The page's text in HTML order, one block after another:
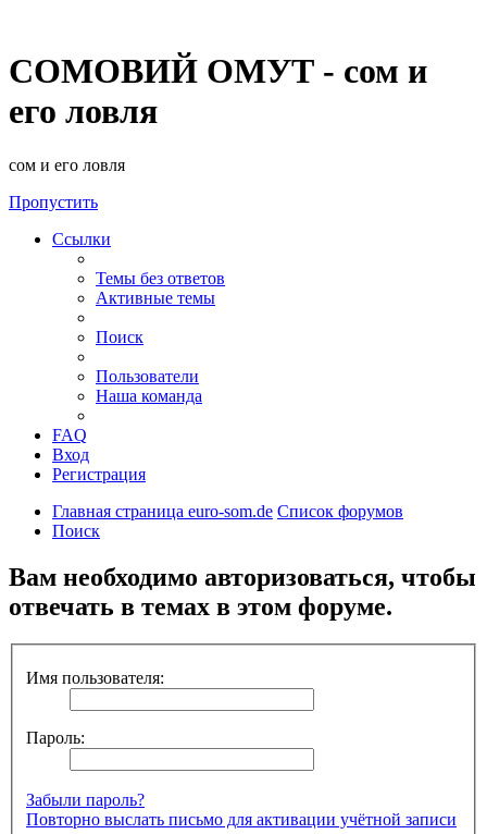
СОМОВИЙ ОМУТ - сом и
его ловля
сом и его ловля
Пропустить
Ссылки
Темы без ответов
Активные темы
Поиск
Пользователи
Наша команда
FAQ
Вход
Регистрация
Главная страница euro-som.de Список форумов
Поиск
Вам необходимо авторизоваться, чтобы
отвечать в темах в этом форуме.
Имя пользователя:
Пароль:
Забыли пароль?
Повторно выслать письмо для активации учётной записи